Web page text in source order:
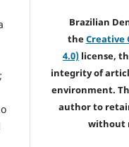
Brazilian
theCreative
4.0) license,
integrity of
environment.
author to
without